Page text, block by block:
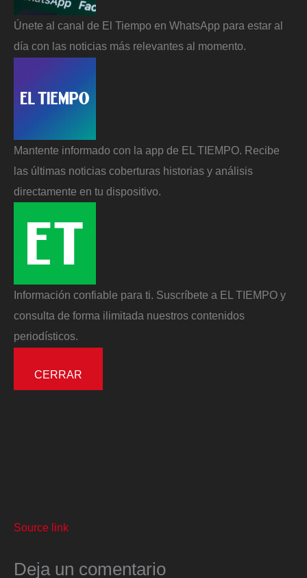
Únete al canal de El Tiempo en WhatsApp para estar al
día con las noticias más relevantes al momento.
Mantente informado con la app de EL TIEMPO. Recibe
las últimas noticias coberturas historias y análisis
directamente en tu dispositivo.
Información confiable para ti. Suscríbete a EL TIEMPO y
consulta de forma ilimitada nuestros contenidos
periodísticos.
CERRAR
Source link
Deja un comentario